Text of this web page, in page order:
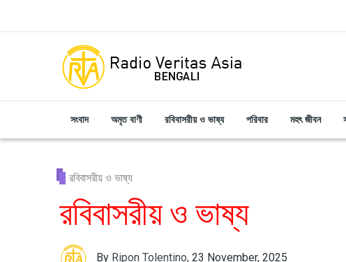
সংবাদ অমৃত বাণী রবিবাসরীয় ও ভাষ্য পরিবার মহৎ জীবন
রবিবাসরীয় ও ভাষ্য
রবিবাসরীয় ও ভাষ্য
By Ripon Tolentino, 23 November, 2025